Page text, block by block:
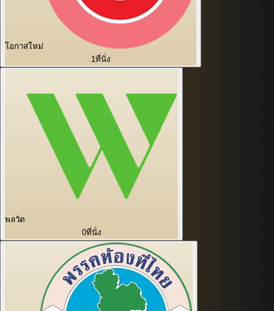
โอกาสใหม่
1ที่นั่ง
พลวัต
0ที่นั่ง